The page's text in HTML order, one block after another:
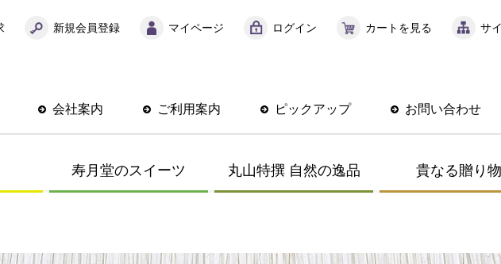
新規会員登録 マイページ ログイン カートを見る サ
会社案内 ご利用案内 ピックアップ お問い合わせ
寿月堂のスイーツ 丸山特撰 自然の逸品 貴なる贈り物